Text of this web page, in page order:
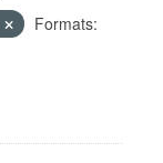
Formats: